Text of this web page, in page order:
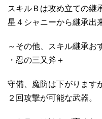
スキルＢは攻め立ての継
星４シャニーから継承出
～その他、スキル継承お
・忍の三又斧＋
守備、魔防は下がります
２回攻撃が可能な武器。